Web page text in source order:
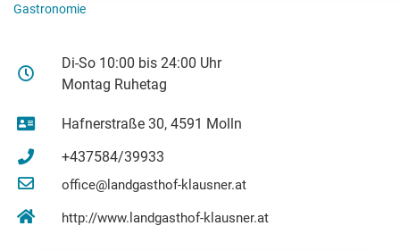
Gastronomie
Di-So 10:00 bis 24:00 Uhr
Montag Ruhetag
Hafnerstraße 30, 4591 Molln
+437584/39933
office@landgasthof-klausner.at
http://www.landgasthof-klausner.at